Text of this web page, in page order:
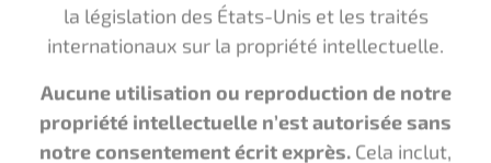
sans s’y limiter, l’utilisation de nos logos, noms
de marque, conceptions de produits et tout
Fever.
Nous surveillons et défendons activement nos